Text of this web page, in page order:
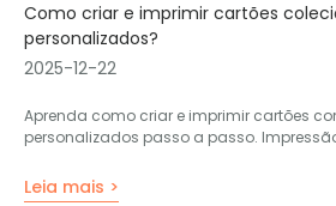
Como criar e imprimir cartões
personalizados?
2025-12-22
Aprenda como criar e imprimir cartões
personalizados passo a passo.
Leia mais >